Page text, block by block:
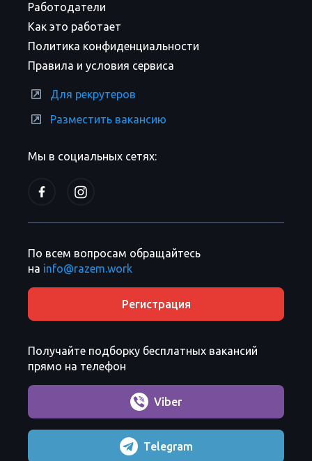
Мы в социальных сетях:
Работодатели
Как это работает
Политика конфиденциальности
Правила и условия сервиса
Для рекрутеров
Разместить вакансию
По всем вопросам обращайтесь
на info@razem.work
Регистрация
Получайте подборку бесплатных вакансий
прямо на телефон
Viber
Telegram